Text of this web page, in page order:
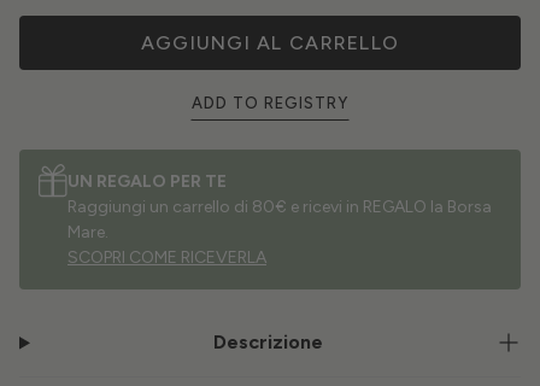
AGGIUNGI AL CARRELLO
ADD TO REGISTRY
UN REGALO PER TE
Raggiungi un carrello di 80€ e ricevi in REGALO la Borsa
Mare.
SCOPRI COME RICEVERLA
Descrizione